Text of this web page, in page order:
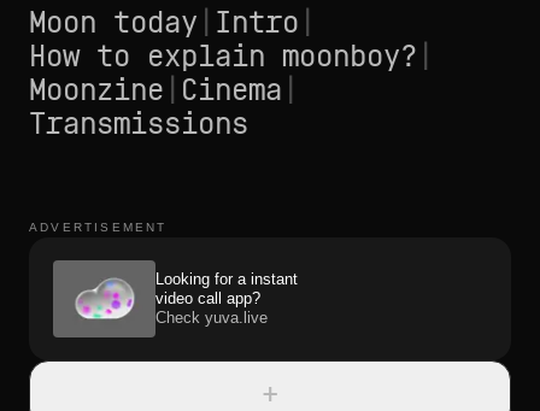
Moon today Intro
How to explain moonboy?
Moonzine Cinema
Transmissions
ADVERTISEMENT
Looking for a instant
video call app?
Check yuva.live
+